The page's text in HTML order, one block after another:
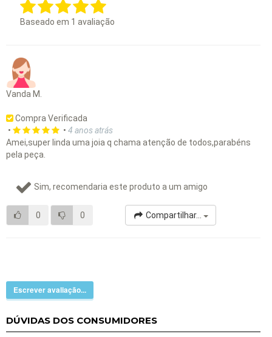
Baseado em 1 avaliação
Vanda M.
Compra Verificada
•
• 4 anos atrás
Amei,super linda uma joia q chama atenção de todos,parabéns
pela peça.
Sim, recomendaria este produto a um amigo
0 0 Compartilhar...
Escrever avaliação...
DÚVIDAS DOS CONSUMIDORES